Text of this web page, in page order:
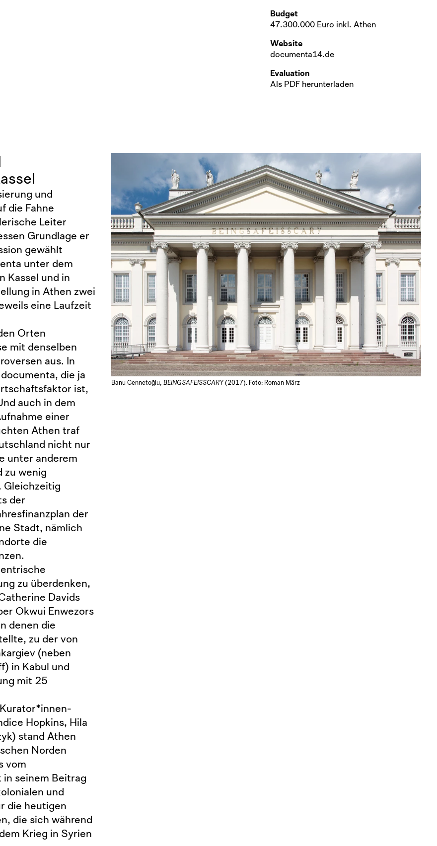
Budget
47.300.000 Euro inkl. Athen
Website
documenta14.de
Evaluation
Als PDF herunterladen
und
die Fahne
Leiter
Grundlage er
gewählt
unter dem
Kassel und in
in Athen zwei
eine Laufzeit
Orten
mit denselben
aus. In
die ja
ist,
auch in dem
einer
Athen traf
nicht nur
unter anderem
zu wenig
Gleichzeitig
der
der
Stadt, nämlich
die
zu überdenken,
Davids
Okwui Enwezors
denen die
zu der von
(neben
in Kabul und
mit 25
Hopkins, Hila
stand Athen
Norden
vom
in seinem Beitrag
und
die heutigen
die sich während
Krieg in Syrien
Banu Cennetoğlu, BEINGSAFEISSCARY(2017). Foto: Roman März